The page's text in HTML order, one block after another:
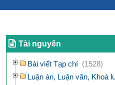
Tài nguyên
Bài viết Tạp chí (1528)
Luận án, Luận văn, Khoá